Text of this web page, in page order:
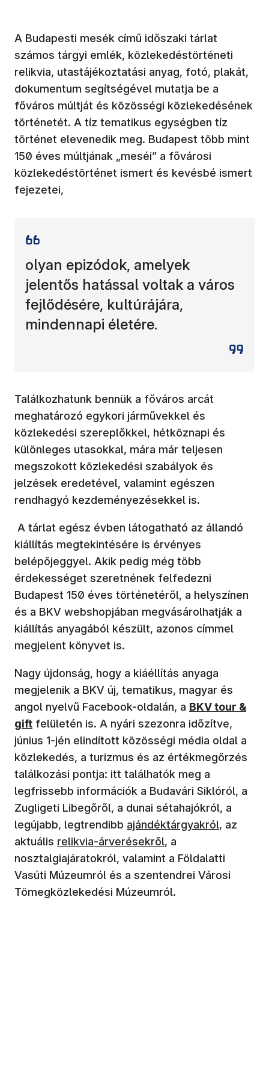
A Budapesti mesék című időszaki tárlat
számos tárgyi emlék, közlekedéstörténeti
relikvia, utastájékoztatási anyag, fotó, plakát,
dokumentum segítségével mutatja be a
főváros múltját és közösségi közlekedésének
történetét. A tíz tematikus egységben tíz
történet elevenedik meg. Budapest több mint
150 éves múltjának „meséi” a fővárosi
közlekedéstörténet ismert és kevésbé ismert
fejezetei,
olyan epizódok, amelyek
jelentős hatással voltak a város
fejlődésére, kultúrájára,
mindennapi életére.
Találkozhatunk bennük a főváros arcát
meghatározó egykori járművekkel és
közlekedési szereplőkkel, hétköznapi és
különleges utasokkal, mára már teljesen
megszokott közlekedési szabályok és
jelzések eredetével, valamint egészen
rendhagyó kezdeményezésekkel is.
A tárlat egész évben látogatható az állandó
kiállítás megtekintésére is érvényes
belépőjeggyel. Akik pedig még több
érdekességet szeretnének felfedezni
Budapest 150 éves történetéről, a helyszínen
és a BKV webshopjában megvásárolhatják a
kiállítás anyagából készült, azonos címmel
megjelent könyvet is.
Nagy újdonság, hogy a kiáéllítás anyaga
megjelenik a BKV új, tematikus, magyar és
angol nyelvű Facebook-oldalán, a (új ablakban
BKV tour &
gift felületén is. A nyári szezonra időzítve,
június 1-jén elindított közösségi média oldal a
közlekedés, a turizmus és az értékmegőrzés
találkozási pontja: itt találhatók meg a
legfrissebb információk a Budavári Siklóról, a
Zugligeti Libegőről, a dunai sétahajókról, a
legújabb, legtrendibb (új ablakban nyílik meg)
ajándéktárgyakról, az
aktuális (új ablakban nyílik meg)
relikvia-árverésekről, a
nosztalgiajáratokról, valamint a Földalatti
Vasúti Múzeumról és a szentendrei Városi
Tömegközlekedési Múzeumról.